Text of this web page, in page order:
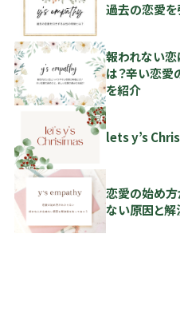
過去の恋愛を
報われない恋
は？辛い恋愛
を紹介
lets y’s
恋愛の始め方
ない原因と解